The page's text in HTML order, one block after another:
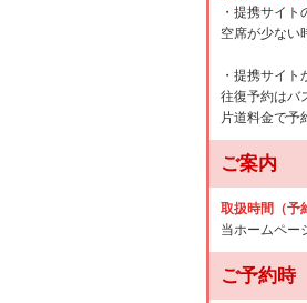
・提携サイ
空席が少ない
・提携サイト
往復予約はバ
片道料金で予
ご案内
取扱時間（予
当ホームペー
ご予約時